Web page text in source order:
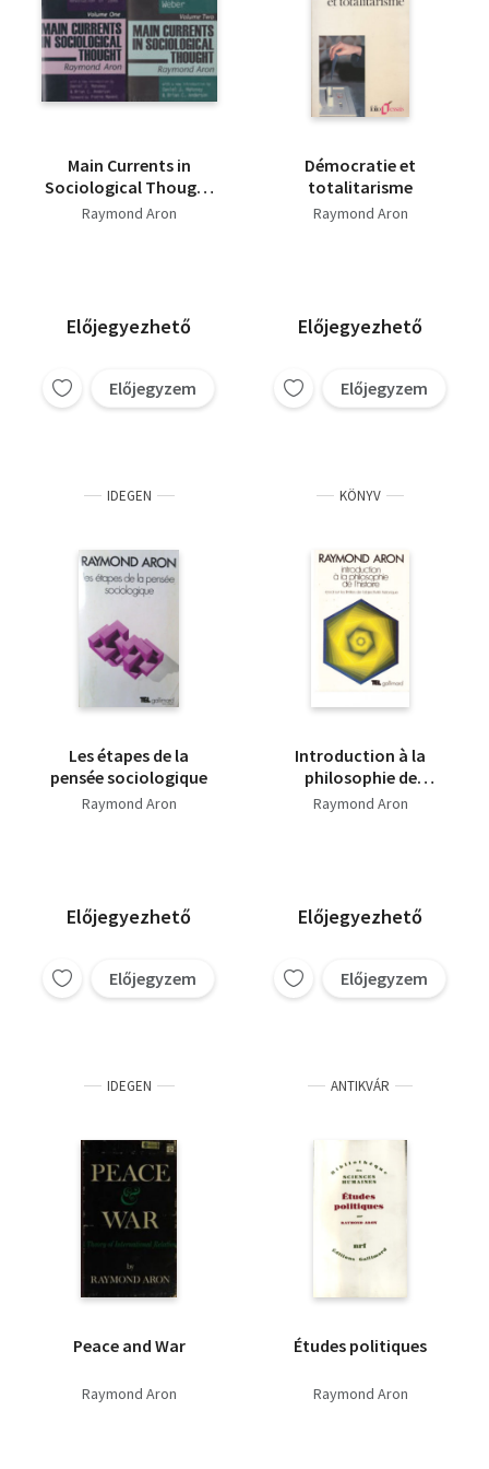
Main Currents in
Sociological Thought
I-II.
Raymond Aron
Előjegyezhető
Előjegyzem
Démocratie et
totalitarisme
Raymond Aron
Előjegyezhető
Előjegyzem
IDEGEN
Les étapes de la
pensée sociologique
Raymond Aron
Előjegyezhető
Előjegyzem
KÖNYV
Introduction à la
philosophie de
l'histoire
Raymond Aron
Előjegyezhető
Előjegyzem
IDEGEN
Peace and War
Raymond Aron
ANTIKVÁR
Études politiques
Raymond Aron